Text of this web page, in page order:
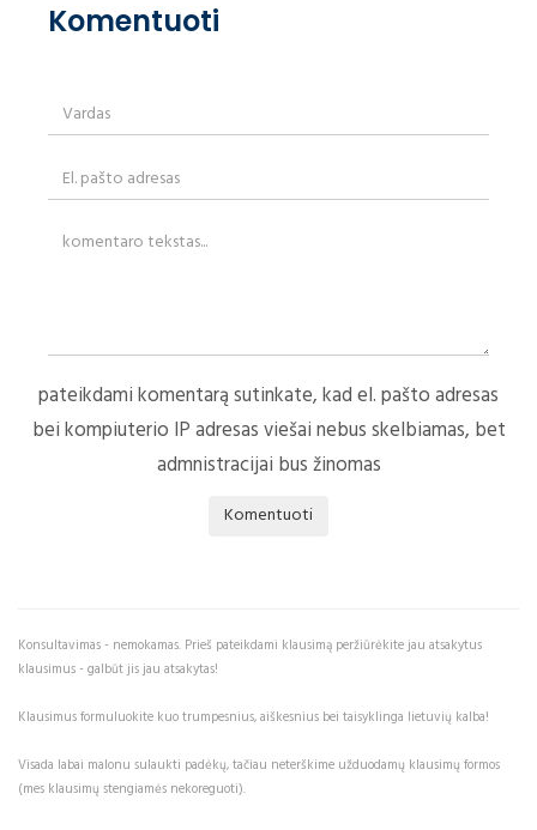
Komentuoti
pateikdami komentarą sutinkate, kad el. pašto adresas
bei kompiuterio IP adresas viešai nebus skelbiamas, bet
admnistracijai bus žinomas
Komentuoti
Konsultavimas - nemokamas. Prieš pateikdami klausimą peržiūrėkite jau atsakytus
klausimus - galbūt jis jau atsakytas!
Klausimus formuluokite kuo trumpesnius, aiškesnius bei taisyklinga lietuvių kalba!
Visada labai malonu sulaukti padėkų, tačiau neterškime užduodamų klausimų formos
(mes klausimų stengiamės nekoreguoti).